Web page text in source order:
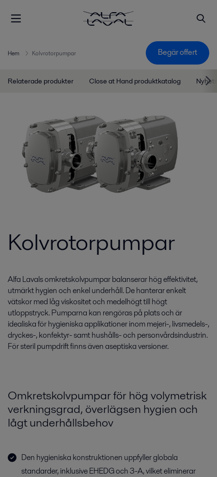
Hem Kolvrotorpumpar Begär offert
Relaterade produkter Close at Hand produktkatalog
Kolvrotorpumpar
Alfa Lavals omkretskolvpumpar balanserar hög effektivitet,
utmärkt hygien och enkel underhåll. De hanterar enkelt
vätskor med låg viskositet och medelhögt till högt
utloppstryck. Pumparna kan rengöras på plats och är
idealiska för hygieniska applikationer inom mejeri-, livsmedels-,
dryckes-, konfektyr- samt hushålls- och personvårdsindustrin.
För steril pumpdrift finns även aseptiska versioner.
Omkretskolvpumpar för hög volymetrisk
verkningsgrad, överlägsen hygien och
lågt underhållsbehov
Den hygieniska konstruktionen uppfyller globala
standarder, inklusive EHEDG och 3-A, vilket eliminerar